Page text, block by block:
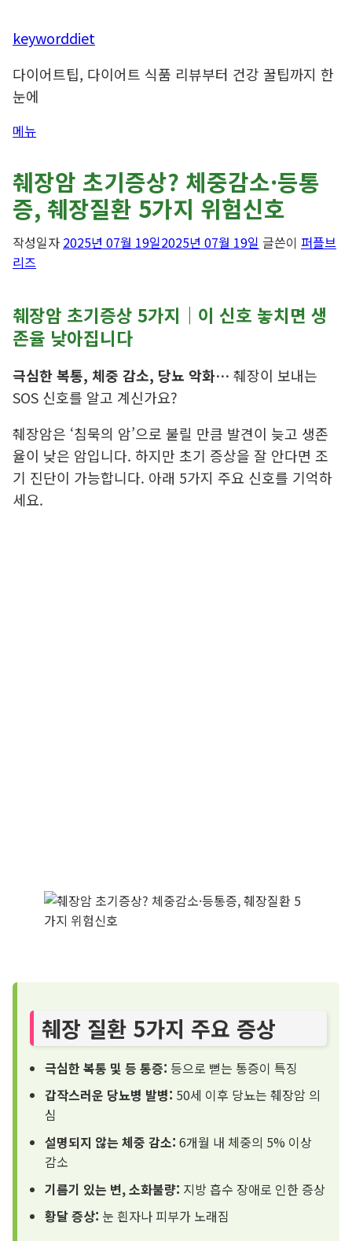
내
으
로
로
기
keyworddiet
다이어트팁, 다이어트 식품 리뷰부터 건강 꿀팁까지 한
눈에
메뉴
췌장암 초기증상? 체중감소·등통
증, 췌장질환 5가지 위험신호
작성일자 2025년 07월 19일2025년 07월 19일 글쓴이 퍼플브
리즈
췌장암 초기증상 5가지｜이 신호 놓치면 생
존율 낮아집니다
극심한 복통, 체중 감소, 당뇨 악화… 췌장이 보내는
SOS 신호를 알고 계신가요?
췌장암은 ‘침묵의 암’으로 불릴 만큼 발견이 늦고 생존
율이 낮은 암입니다. 하지만 초기 증상을 잘 안다면 조
기 진단이 가능합니다. 아래 5가지 주요 신호를 기억하
세요.
췌장 질환 5가지 주요 증상
극심한 복통 및 등 통증: 등으로 뻗는 통증이 특징
갑작스러운 당뇨병 발병: 50세 이후 당뇨는 췌장암 의
심
설명되지 않는 체중 감소: 6개월 내 체중의 5% 이상
감소
기름기 있는 변, 소화불량: 지방 흡수 장애로 인한 증상
황달 증상: 눈 흰자나 피부가 노래짐